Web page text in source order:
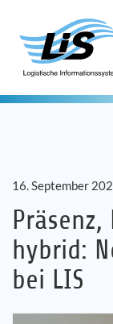
Software
16. September
hybrid:
bei LIS